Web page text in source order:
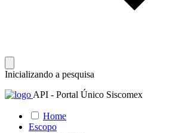
Inicializando a pesquisa
API - Portal Único Siscomex
Home
Escopo